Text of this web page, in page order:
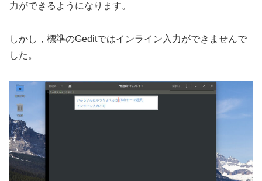
力ができるようになります。
しかし，標準のGeditではインライン入力ができませんで
した。